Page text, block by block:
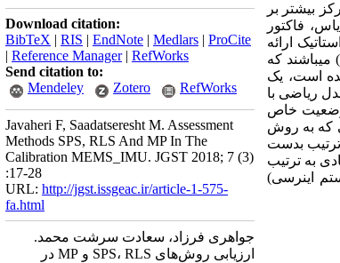
بیشتر بر
فاکتور
ارائه
) می­باشند که
است، یک
ریاضی با
خام با یک وضعیت خاص
که به روش
بدست
به ترتیب
سیستم اینرسی)
Download citation:
BibTeX | RIS | EndNote | Medlars | ProCite
| Reference Manager| RefWorks
Send citation to:
Mendeley
Zotero RefWorks
Javaheri F, Saadatseresht M. Assessment
Methods SPS, RLS And MP In The
Calibration MEMS_IMU. JGST 2018; 7 (3)
:17-28
URL: http://jgst.issgeac.ir/article-1-575-
fa.html
جواهری فرزاد، سعادت سرشت محمد.
ارزیابی روش‌های SPS، RLS و MP در